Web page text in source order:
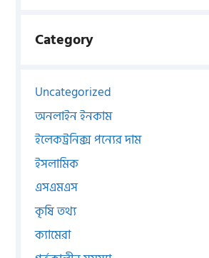
Category
Uncategorized
অনলাইন ইনকাম
ইলেকট্রনিক্স পন্যের দাম
ইসলামিক
এসএমএস
কৃষি তথ্য
ক্যামেরা